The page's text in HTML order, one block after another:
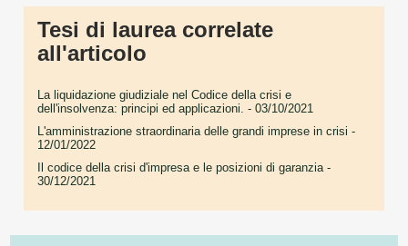
Tesi di laurea correlate
all'articolo
La liquidazione giudiziale nel Codice della crisi e
dell'insolvenza: principi ed applicazioni. - 03/10/2021
L'amministrazione straordinaria delle grandi imprese in crisi -
12/01/2022
Il codice della crisi d'impresa e le posizioni di garanzia-
30/12/2021